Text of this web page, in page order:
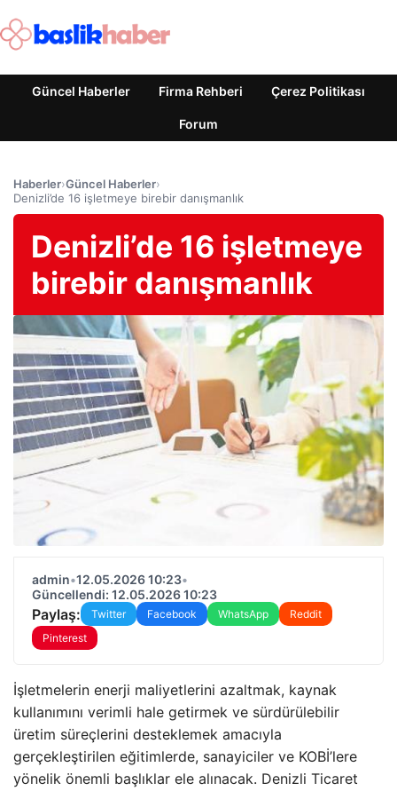
Güncel Haberler Firma Rehberi Çerez Politikası
Forum
Haberler›Güncel Haberler›
Denizli’de 16 işletmeye birebir danışmanlık
Denizli’de 16 işletmeye
birebir danışmanlık
admin•12.05.2026 10:23•
Güncellendi: 12.05.2026 10:23
Paylaş: Twitter Facebook WhatsApp
Reddit
Pinterest
İşletmelerin enerji maliyetlerini azaltmak, kaynak
kullanımını verimli hale getirmek ve sürdürülebilir
üretim süreçlerini desteklemek amacıyla
gerçekleştirilen eğitimlerde, sanayiciler ve KOBİ’lere
yönelik önemli başlıklar ele alınacak. Denizli Ticaret